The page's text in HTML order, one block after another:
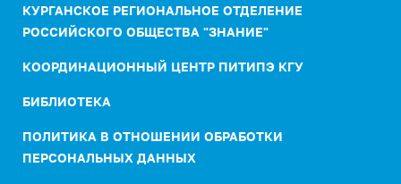
КУРГАНСКОЕ РЕГИОНАЛЬНОЕ ОТДЕЛЕНИЕ
РОССИЙСКОГО ОБЩЕСТВА "ЗНАНИЕ"
КООРДИНАЦИОННЫЙ ЦЕНТР ПИТИПЭ КГУ
БИБЛИОТЕКА
ПОЛИТИКА В ОТНОШЕНИИ ОБРАБОТКИ
ПЕРСОНАЛЬНЫХ ДАННЫХ